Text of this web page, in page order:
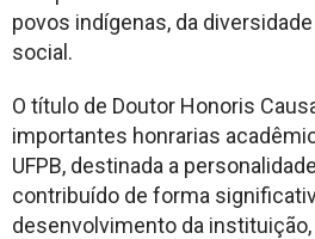
povos indígenas, da
social.
O título de Doutor Honoris
importantes honrarias
UFPB, destinada a
contribuído de forma
desenvolvimento da instituição,